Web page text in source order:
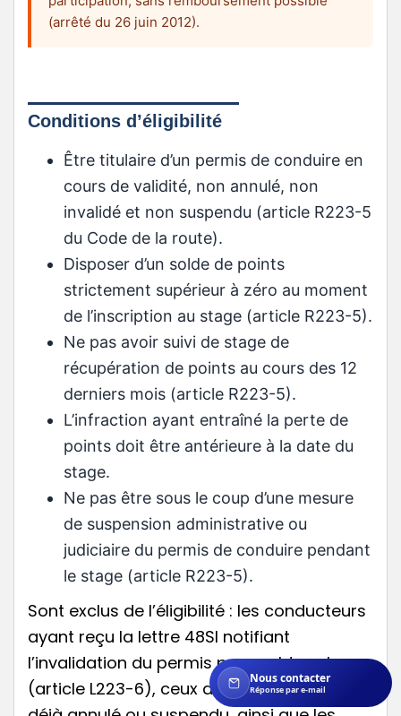
(arrêté du 26 juin 2012).
Conditions d’éligibilité
Être titulaire d’un permis de conduire en
cours de validité, non annulé, non
invalidé et non suspendu (article R223-5
du Code de la route).
Disposer d’un solde de points
strictement supérieur à zéro au moment
de l’inscription au stage (article R223-5).
Ne pas avoir suivi de stage de
récupération de points au cours des 12
derniers mois (article R223-5).
L’infraction ayant entraîné la perte de
points doit être antérieure à la date du
stage.
Ne pas être sous le coup d’une mesure
de suspension administrative ou
judiciaire du permis de conduire pendant
le stage (article R223-5).
Sont exclus de l’éligibilité : les conducteurs
ayant reçu la lettre 48SI notifiant
l’invalidation du permis pour solde nul
(article L223-6), ceux dont le permis est
Nous contacter
Réponse par e-mail